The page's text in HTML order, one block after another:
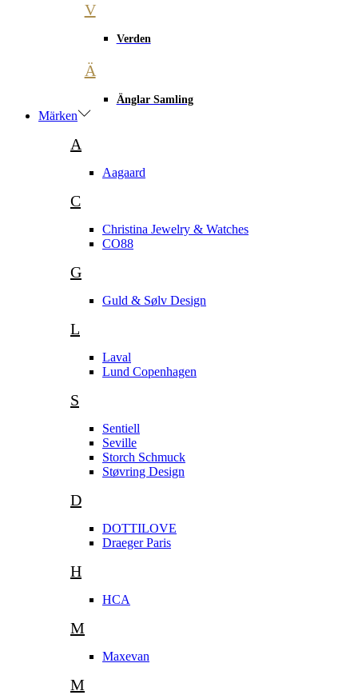
V
Verden
Ä
Änglar Samling
Märken
A
Aagaard
C
Christina Jewelry & Watches
CO88
G
Guld & Sølv Design
L
Laval
Lund Copenhagen
S
Sentiell
Seville
Storch Schmuck
Støvring Design
D
DOTTILOVE
Draeger Paris
H
HCA
M
Maxevan
M